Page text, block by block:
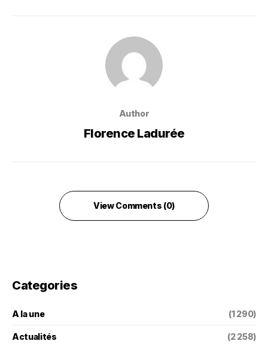
Author
Florence Ladurée
View Comments (0)
Categories
A la une (1 290)
Actualités (2 258)